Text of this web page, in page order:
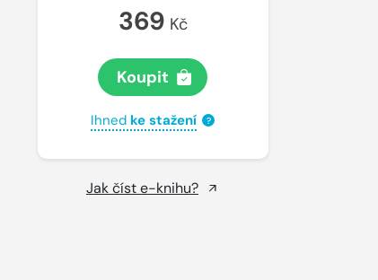
369 Kč
Koupit
Ihned ke stažení ?
Jak číst e-knihu?